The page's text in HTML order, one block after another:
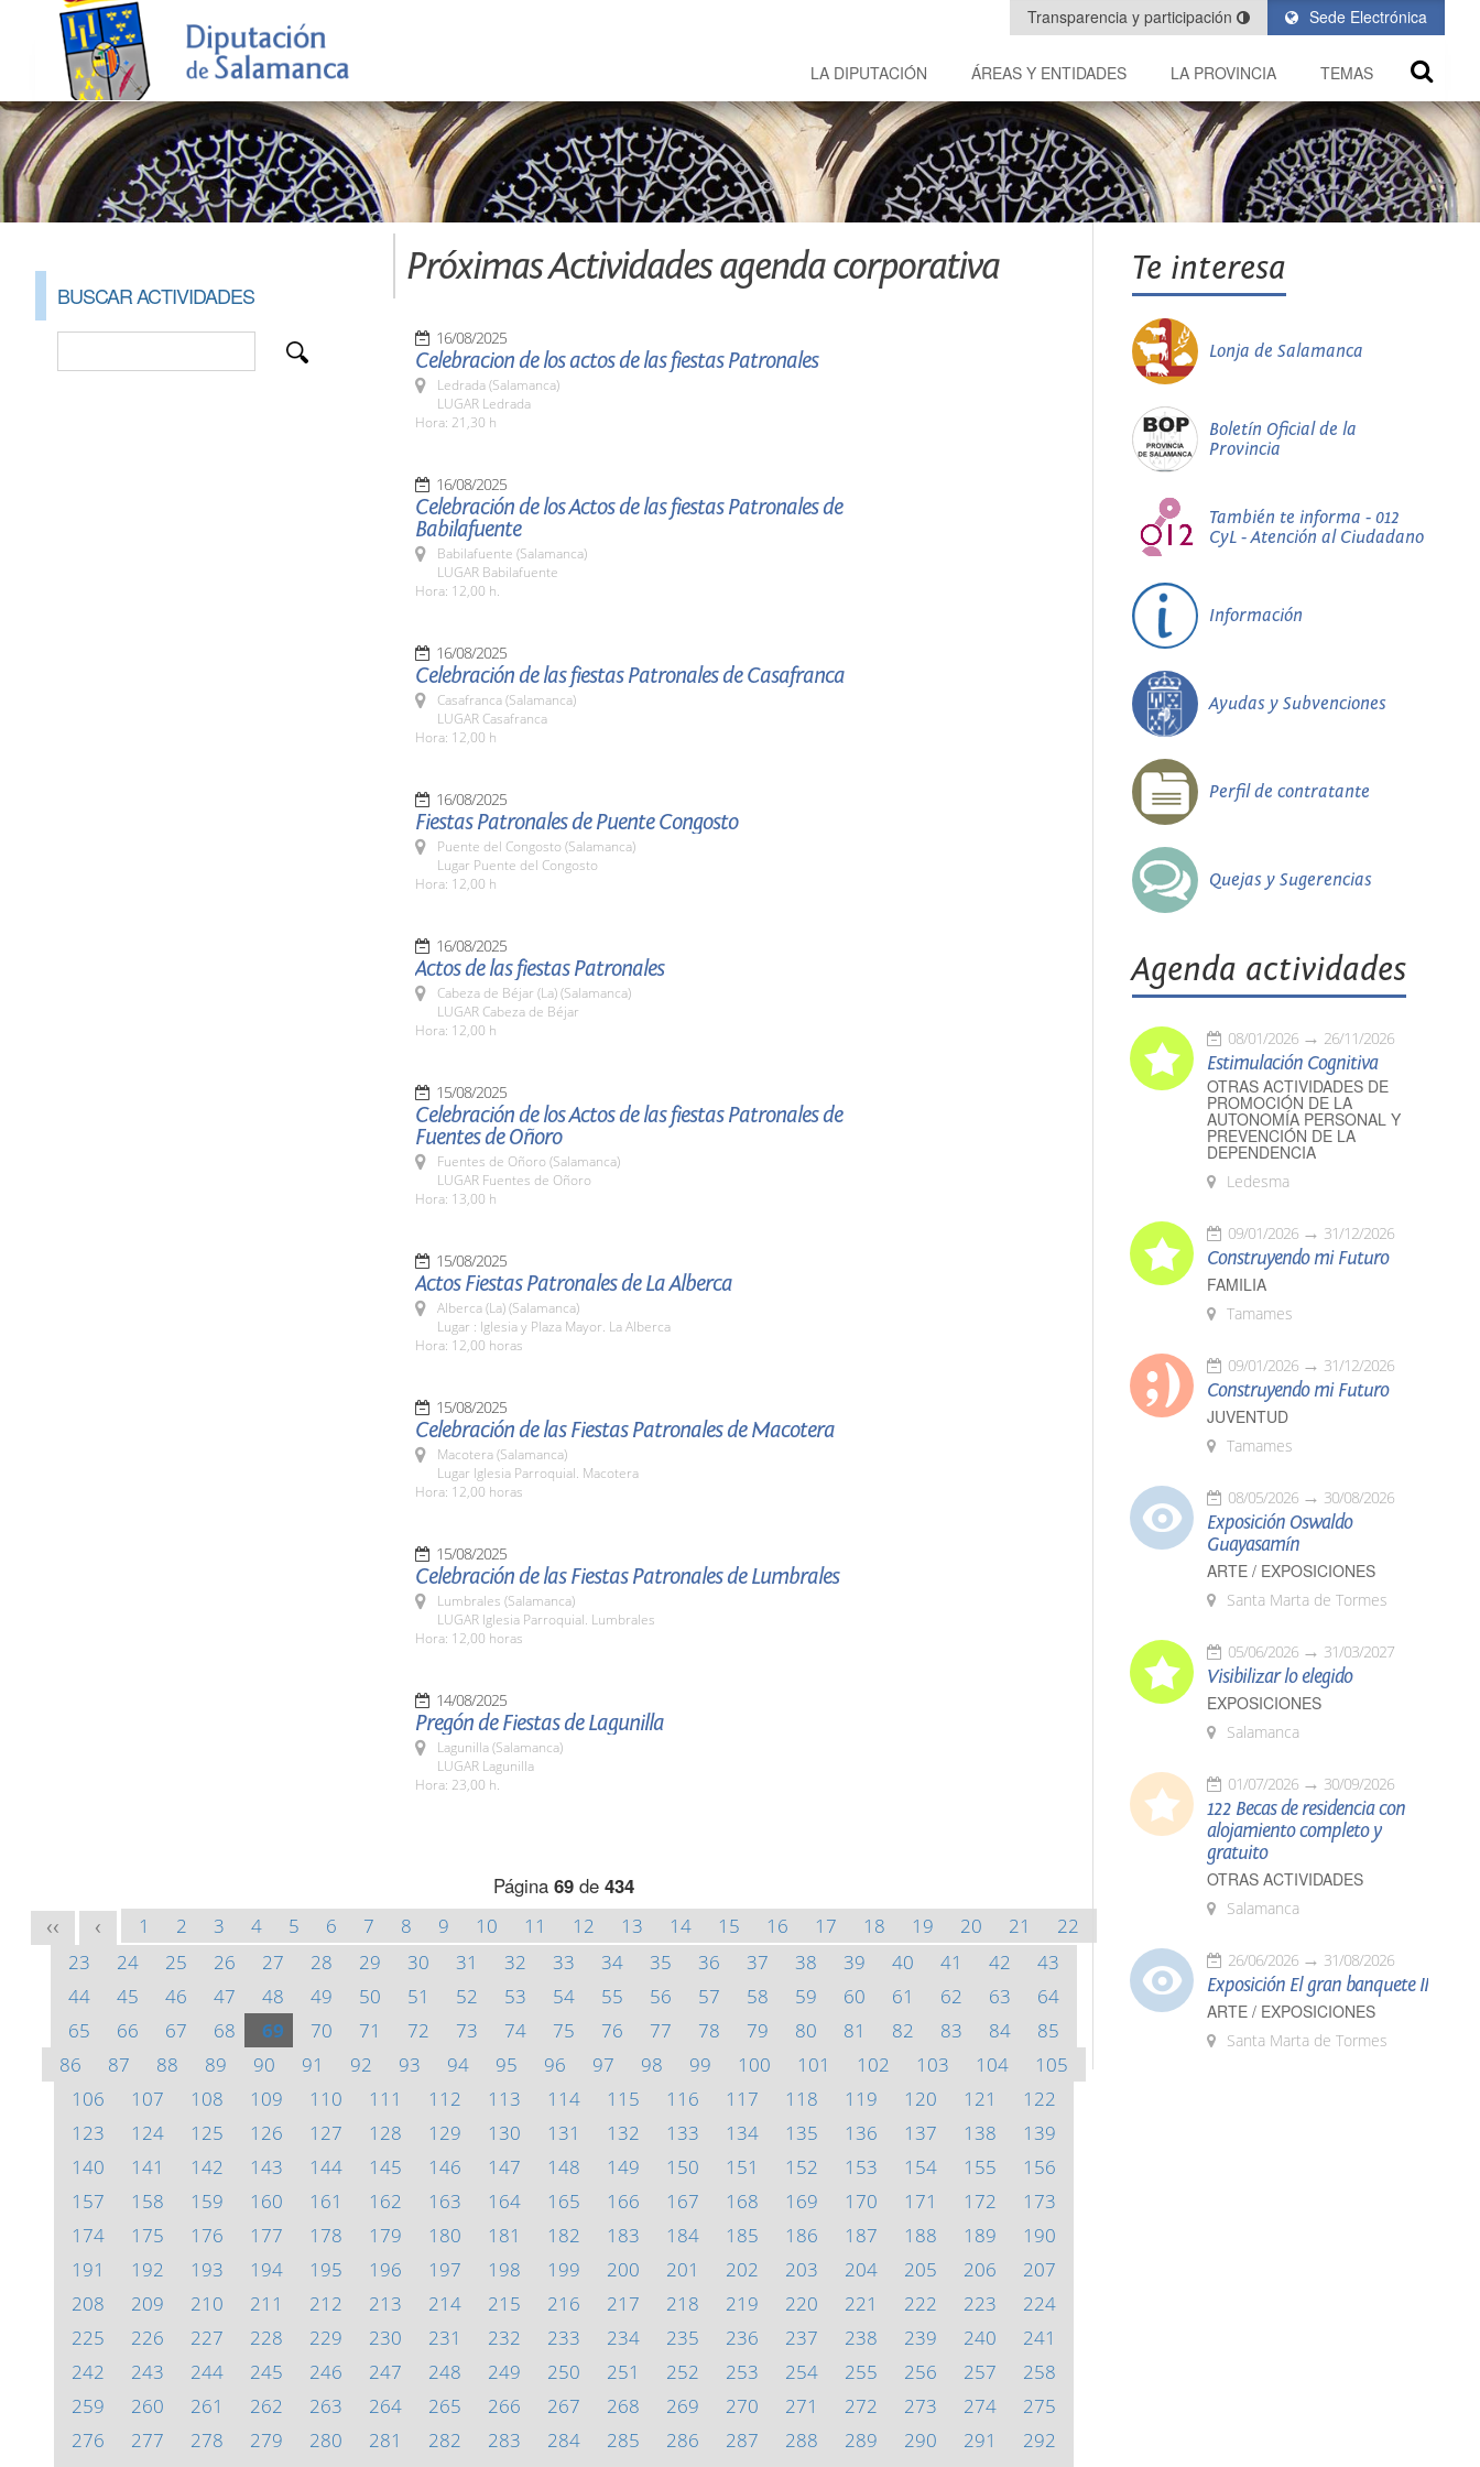
Sede Electrónica
Transparencia y participación
LA DIPUTACIÓN ÁREAS Y ENTIDADES LA PROVINCIA TEMAS
BUSCAR ACTIVIDADES
Próximas Actividades agenda corporativa
16/08/2025
Celebracion de los actos de las fiestas Patronales
Ledrada (Salamanca)
LUGAR Ledrada
Hora: 21,30 h
16/08/2025
Celebración de los Actos de las fiestas Patronales de
Babilafuente
Babilafuente (Salamanca)
LUGAR Babilafuente
Hora: 12,00 h.
16/08/2025
Celebración de las fiestas Patronales de Casafranca
Casafranca (Salamanca)
LUGAR Casafranca
Hora: 12,00 h
16/08/2025
Fiestas Patronales de Puente Congosto
Puente del Congosto (Salamanca)
Lugar Puente del Congosto
Hora: 12,00 h
16/08/2025
Actos de las fiestas Patronales
Cabeza de Béjar (La) (Salamanca)
LUGAR Cabeza de Béjar
Hora: 12,00 h
15/08/2025
Celebración de los Actos de las fiestas Patronales de
Fuentes de Oñoro
Fuentes de Oñoro (Salamanca)
LUGAR Fuentes de Oñoro
Hora: 13,00 h
15/08/2025
Actos Fiestas Patronales de La Alberca
Alberca (La) (Salamanca)
Lugar : Iglesia y Plaza Mayor. La Alberca
Hora: 12,00 horas
15/08/2025
Celebración de las Fiestas Patronales de Macotera
Macotera (Salamanca)
Lugar Iglesia Parroquial. Macotera
Hora: 12,00 horas
15/08/2025
Celebración de las Fiestas Patronales de Lumbrales
Lumbrales (Salamanca)
LUGAR Iglesia Parroquial. Lumbrales
Hora: 12,00 horas
14/08/2025
Pregón de Fiestas de Lagunilla
Lagunilla (Salamanca)
LUGAR Lagunilla
Hora: 23,00 h.
Página 69 de 434
<< < 1 2 3 4 5 6 7 8 9 10 11 12 13 14 15 16 17 18 19 20 21
22
23
24 25 26 27 28 29 30 31 32 33 34 35 36 37 38 39 40 41 42
43
44
45 46 47 48 49 50 51 52 53 54 55 56 57 58 59 60 61 62 63
64
65
66 67 68 69 70 71 72 73 74 75 76 77 78 79 80 81 82 83 84
85
86
87 88 89 90 91 92 93 94 95 96 97 98 99 100 101 102 103 104
105
106
107 108 109 110 111 112 113 114 115 116 117 118 119 120 121
122
123
124 125 126 127 128 129 130 131 132 133 134 135 136 137 138
139
140
141 142 143 144 145 146 147 148 149 150 151 152 153 154 155
156
157
158 159 160 161 162 163 164 165 166 167 168 169 170 171 172
173
174
175 176 177 178 179 180 181 182 183 184 185 186 187 188 189
190
191
192 193 194 195 196 197 198 199 200 201 202 203 204 205 206
207
208
209 210 211 212 213 214 215 216 217 218 219 220 221 222 223
224
225
226 227 228 229 230 231 232 233 234 235 236 237 238 239 240
241
242
243 244 245 246 247 248 249 250 251 252 253 254 255 256 257
258
259
260 261 262 263 264 265 266 267 268 269 270 271 272 273 274
275
276
277 278 279 280 281 282 283 284 285 286 287 288 289 290 291
292
Te interesa
Lonja de Salamanca
Boletín Oficial de la
Provincia
También te informa - 012
CyL - Atención al Ciudadano
Información
Ayudas y Subvenciones
Perfil de contratante
Quejas y Sugerencias
Agenda actividades
08/01/2026 26/11/2026
Estimulación Cognitiva
OTRAS ACTIVIDADES DE
PROMOCIÓN DE LA
AUTONOMÍA PERSONAL Y
PREVENCIÓN DE LA
DEPENDENCIA
Ledesma
09/01/2026 31/12/2026
Construyendo mi Futuro
FAMILIA
Tamames
09/01/2026 31/12/2026
Construyendo mi Futuro
JUVENTUD
Tamames
08/05/2026 30/08/2026
Exposición Oswaldo
Guayasamín
ARTE / EXPOSICIONES
Santa Marta de Tormes
05/06/2026 31/03/2027
Visibilizar lo elegido
EXPOSICIONES
Salamanca
01/07/2026 30/09/2026
122 Becas de residencia con
alojamiento completo y
gratuito
OTRAS ACTIVIDADES
Salamanca
26/06/2026 31/08/2026
Exposición El gran banquete II
ARTE / EXPOSICIONES
Santa Marta de Tormes